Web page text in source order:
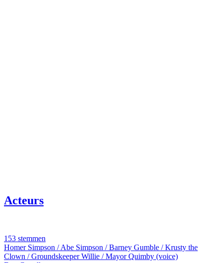
Acteurs
153 stemmen
Homer Simpson / Abe Simpson / Barney Gumble / Krusty the
Clown / Groundskeeper Willie / Mayor Quimby (voice)